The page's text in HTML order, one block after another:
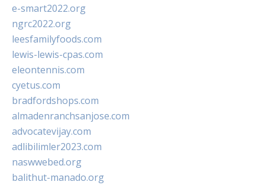
e-smart2022.org
ngrc2022.org
leesfamilyfoods.com
lewis-lewis-cpas.com
eleontennis.com
cyetus.com
bradfordshops.com
almadenranchsanjose.com
advocatevijay.com
adlibilimler2023.com
naswwebed.org
balithut-manado.org